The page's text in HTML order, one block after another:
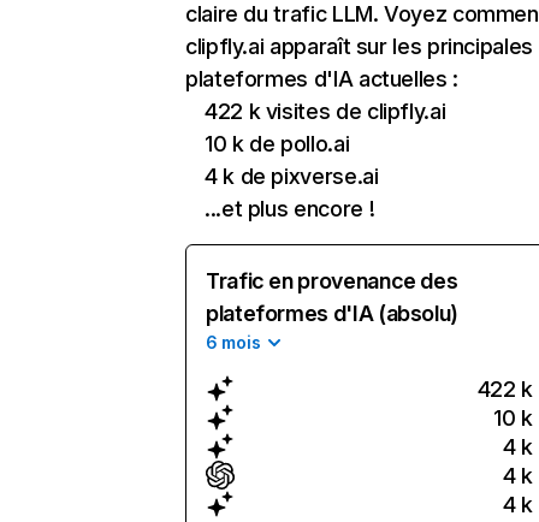
claire du trafic LLM. Voyez
clipfly.ai apparaît sur les principales
plateformes d'IA actuelles :
422 k visites de clipfly.ai
10 k de pollo.ai
4 k de pixverse.ai
...et plus encore !
Trafic en provenance des
plateformes d'IA (absolu)
6 mois
422 k
10 k
4 k
4 k
4 k